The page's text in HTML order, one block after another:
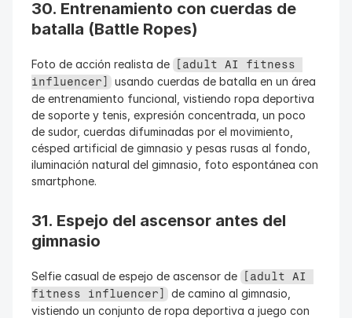
30. Entrenamiento con cuerdas de
batalla (Battle Ropes)
Foto de acción realista de
[adult AI fitness
influencer] usando cuerdas de batalla en un área
de entrenamiento funcional, vistiendo ropa deportiva
de soporte y tenis, expresión concentrada, un poco
de sudor, cuerdas difuminadas por el movimiento,
césped artificial de gimnasio y pesas rusas al fondo,
iluminación natural del gimnasio, foto espontánea con
smartphone.
31. Espejo del ascensor antes del
gimnasio
Selfie casual de espejo de ascensor de
[adult AI
fitness influencer] de camino al gimnasio,
vistiendo un conjunto de ropa deportiva a juego con